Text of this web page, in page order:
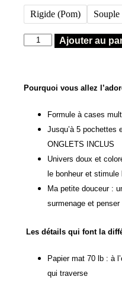
Rigide (Pom)
Ajouter au
Pourquoi vous allez
Formule à cases
Jusqu’à 5 pochettes
ONGLETS INCLUS
Univers doux et
le bonheur et
Ma petite douceur :
surmenage et penser
Les détails qui font la
Papier mat 70 lb : à
qui traverse